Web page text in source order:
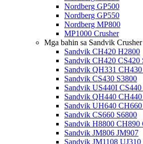
Nordberg GP500
Nordberg GP550
Nordberg MP800
MP1000 Crusher
Mga bahin sa Sandvik Crusher
Sandvik CH420 H2800
Sandvik CH420 CS420
Sandvik QH331
Sandvik CS430 S3800
Sandvik US440I CS440
Sandvik QH440
Sandvik UH640
Sandvik CS660 S6800
Sandvik H8800 CH890
Sandvik JM806 JM907
Sandvik JM1108 UJ310